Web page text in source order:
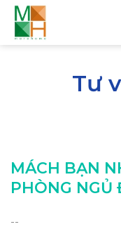
Tư
MÁCH BẠN
PHÒNG NGỦ
--